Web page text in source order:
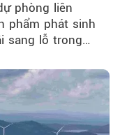
phòng liên
phẩm phát sinh
sang lỗ trong